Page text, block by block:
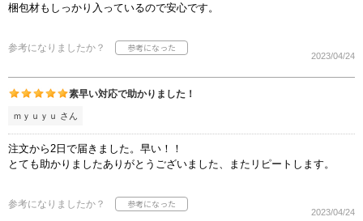
梱包材もしっかり入っているので安心です。
参考になりましたか？
2023/04/24
素早い対応で助かりました！
ｍｙｕｙｕ さん
注文から2日で届きました。早い！！
とても助かりましたありがとうございました、またリピートします。
参考になりましたか？
2023/04/24